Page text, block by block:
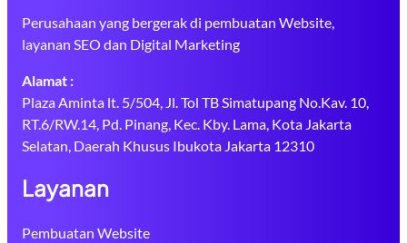
Perusahaan yang bergerak di pembuatan Website,
layanan SEO dan Digital Marketing
Alamat :
Plaza Aminta lt. 5/504, Jl. Tol TB Simatupang No.Kav. 10,
RT.6/RW.14, Pd. Pinang, Kec. Kby. Lama, Kota Jakarta
Selatan, Daerah Khusus Ibukota Jakarta 12310
Layanan
Pembuatan Website